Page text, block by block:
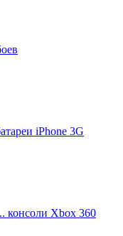
iPhone 3G
консоли Xbox 360